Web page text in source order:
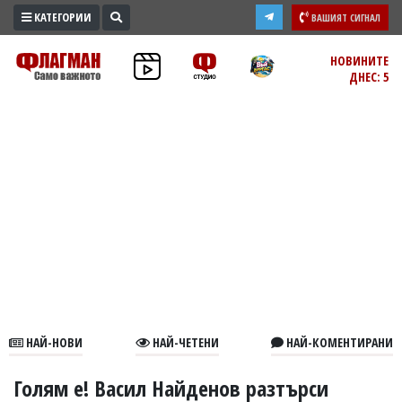
ПРОМО
ЗОНА
В
КАТЕГОРИИ ВАШИЯТ СИГНАЛ
НОВИНИТЕ
ДНЕС: 5
НАЙ-НОВИ НАЙ-ЧЕТЕНИ НАЙ-КОМЕНТИРАНИ
Голям е! Васил Найденов разтърси